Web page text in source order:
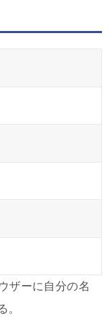
ザーに自分の名
。